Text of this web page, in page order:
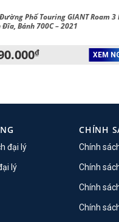
Phố Touring GIANT Roam 3
Đĩa, Bánh 700C – 2021
₫ XEM
đại lý
lý
CHÍNH
Chính
Chính
Chính
Chính